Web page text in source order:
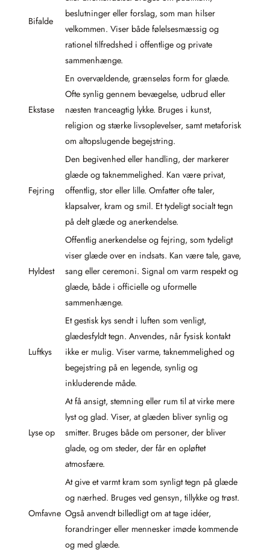
Bifalde
beslutninger eller forslag, som man hilser
velkommen. Viser både følelsesmæssig og
rationel tilfredshed i offentlige og private
sammenhænge.
Ekstase
En overvældende, grænseløs form for glæde.
Ofte synlig gennem bevægelse, udbrud eller
næsten tranceagtig lykke. Bruges i kunst,
religion og stærke livsoplevelser, samt metaforisk
om altopslugende begejstring.
Fejring
Den begivenhed eller handling, der markerer
glæde og taknemmelighed. Kan være privat,
offentlig, stor eller lille. Omfatter ofte taler,
klapsalver, kram og smil. Et tydeligt socialt tegn
på delt glæde og anerkendelse.
Hyldest
Offentlig anerkendelse og fejring, som tydeligt
viser glæde over en indsats. Kan være tale, gave,
sang eller ceremoni. Signal om varm respekt og
glæde, både i officielle og uformelle
sammenhænge.
Luftkys
Et gestisk kys sendt i luften som venligt,
glædesfyldt tegn. Anvendes, når fysisk kontakt
ikke er mulig. Viser varme, taknemmelighed og
begejstring på en legende, synlig og
inkluderende måde.
Lyse op
At få ansigt, stemning eller rum til at virke mere
lyst og glad. Viser, at glæden bliver synlig og
smitter. Bruges både om personer, der bliver
glade, og om steder, der får en opløftet
atmosfære.
Omfavne
At give et varmt kram som synligt tegn på glæde
og nærhed. Bruges ved gensyn, tillykke og trøst.
Også anvendt billedligt om at tage idéer,
forandringer eller mennesker imøde kommende
og med glæde.